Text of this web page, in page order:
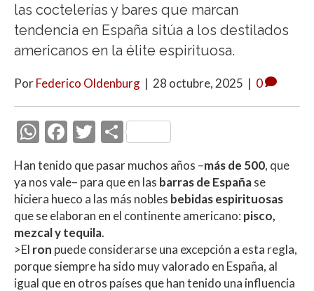
las coctelerías y bares que marcan
tendencia en España sitúa a los destilados
americanos en la élite espirituosa.
PorFederico Oldenburg | 28 octubre, 2025 | 0
W
h
at
s
A
p
p
F
e
b
o
o
k
T
itt
er
C
m
p
ar
ti
r
Han tenido que pasar muchos años –más de 500, que
ya nos vale– para que en las barras de Españase
hiciera hueco a las más nobles bebidas espirituosas
que se elaboran en el continente americano: pisco,
mezcal y tequila.
>El ron puede considerarse una excepción a esta regla,
porque siempre ha sido muy valorado en España, al
igual que en otros países que han tenido una influencia